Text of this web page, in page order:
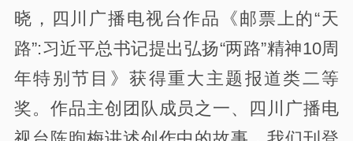
晓，四川广播电视台作品《邮票上的“天
路”:习近平总书记提出弘扬“两路”精神10周
年特别节目》获得重大主题报道类二等
奖。作品主创团队成员之一、四川广播电